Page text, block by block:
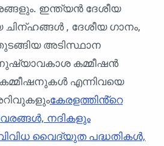
ഇന്ത്യൻ ദേശീയ
ചിന്ഹങ്ങൾ , ദേശീയ ഗാനം,
അടിസ്ഥാന
കമ്മീഷൻ
എന്നിവയെ
കേരളത്തിൻ്റെ
നദികളും
വൈദ്യുത പദ്ധതികൾ,